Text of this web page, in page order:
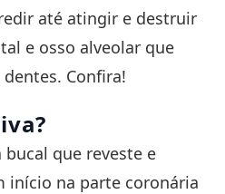
até atingir e destruir
e osso alveolar que
Confira!
que reveste e
início na parte coronária